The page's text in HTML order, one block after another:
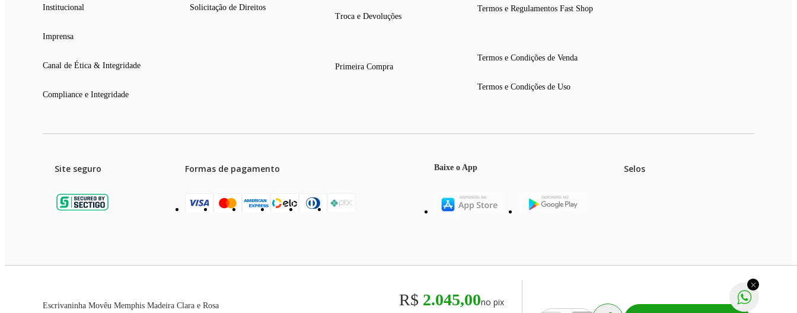
Escrivaninha Movêu Memphis Madeira Clara e Rosa R$ 2.045,00no pix
Institucional
Imprensa
Canal de Ética & Integridade
Compliance e Integridade
Solicitação de Direitos
Troca e Devoluções
Primeira Compra
Termos e Regulamentos Fast Shop
Termos e Condições de Venda
Termos e Condições de Uso
Site seguro Formas de pagamento Baixe o App Selos
Preços e condições de pagamento válidos exclusivamente para compras efetuadas no site, podendo diferir na rede de lojas físicas.